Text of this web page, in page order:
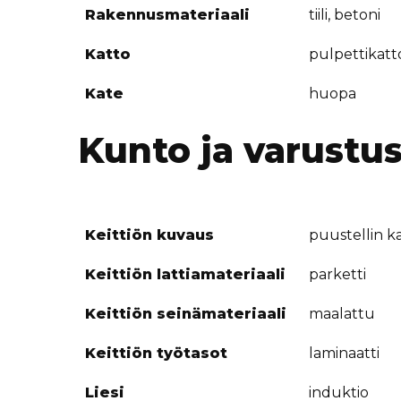
Rakennusmateriaali tiili, betoni
Katto
Kate huopa
Kunto ja varustus
Keittiön kuvaus puustellin
Keittiön lattiamateriaali parketti
Keittiön seinämateriaali maalattu
Keittiön työtasot laminaatti
Liesi induktio